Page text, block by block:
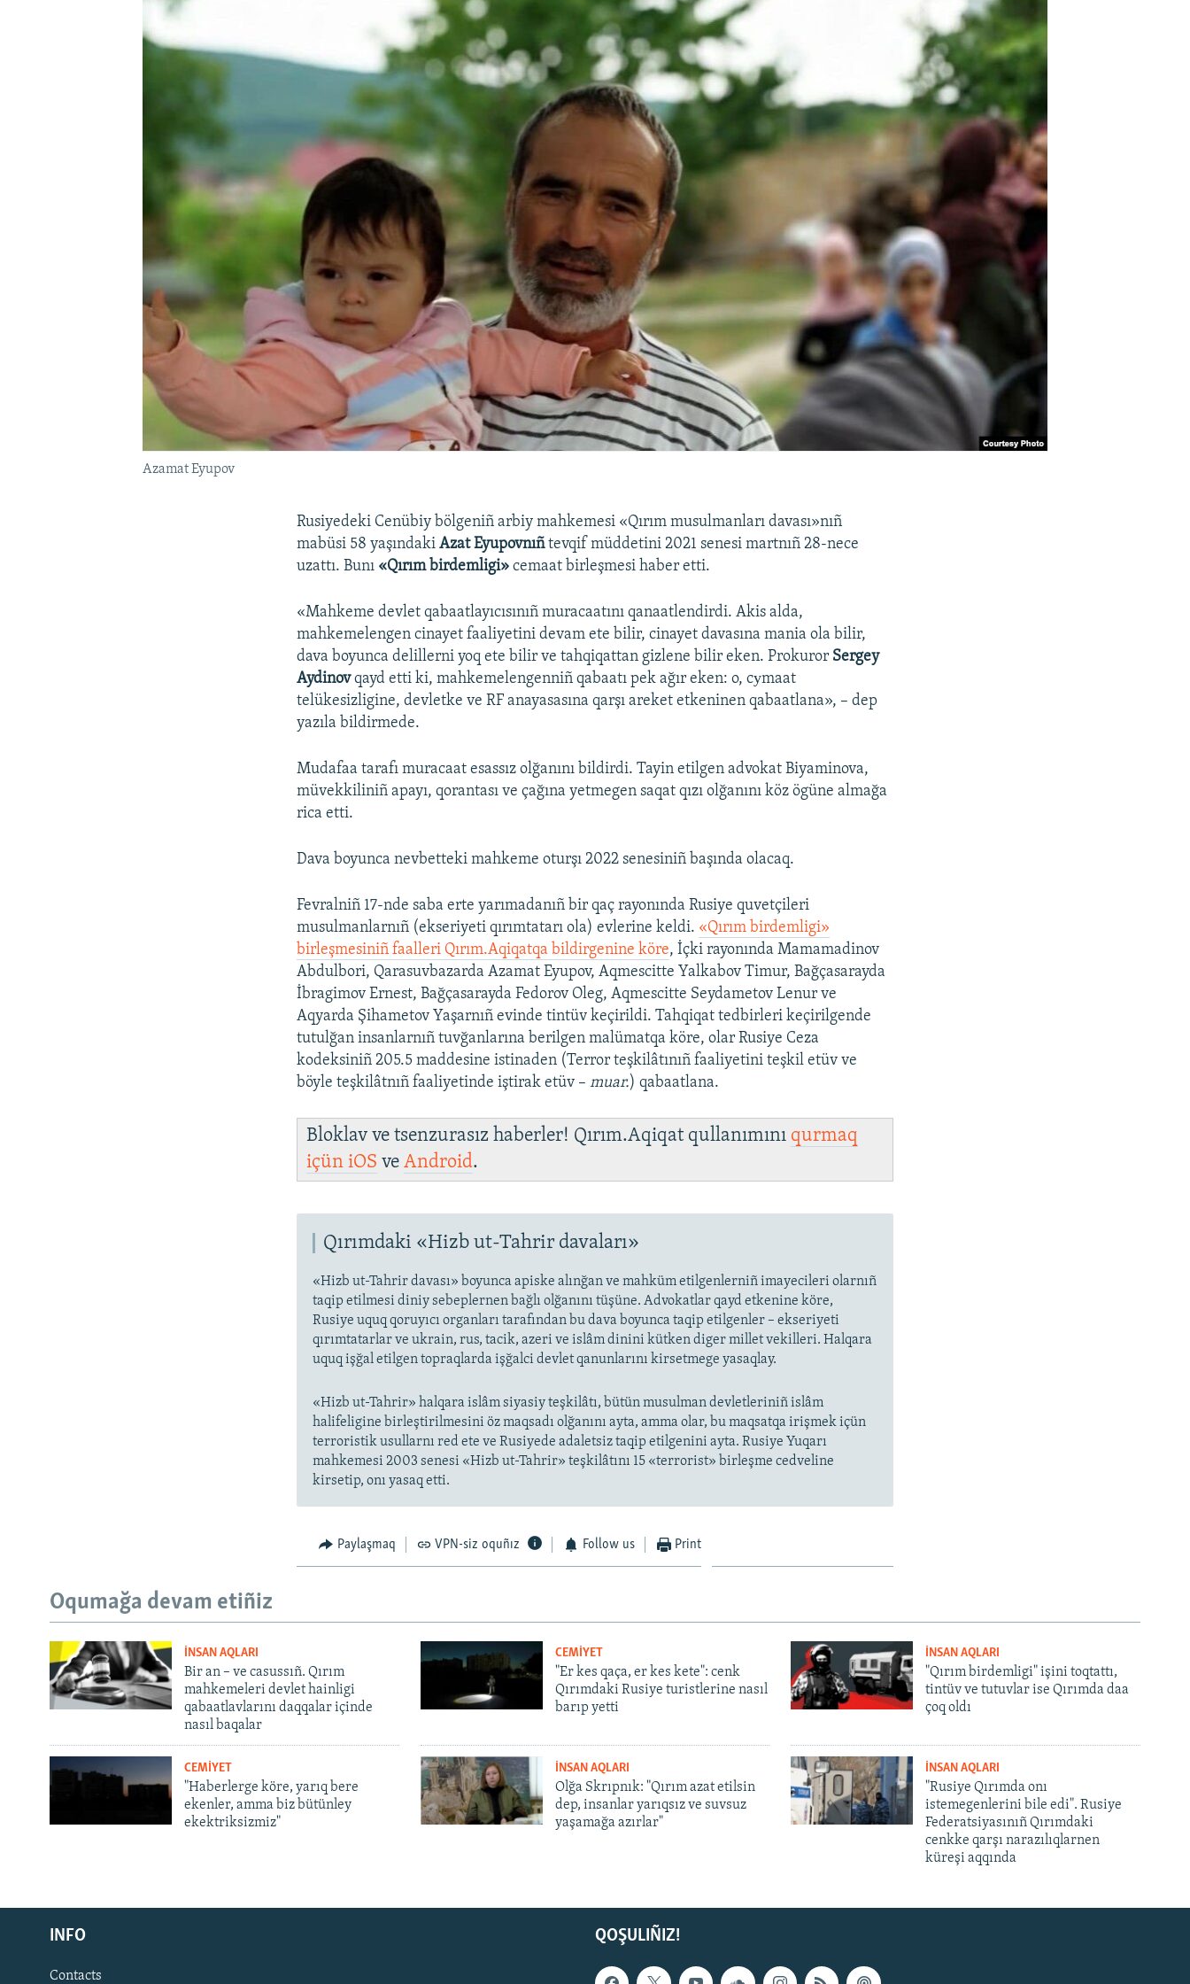
Русский
Українською
Azamat Eyupov
Rusiyedeki Cenübiy bölgeniñ arbiy mahkemesi «Qırım musulmanları davası»nıñ
mabüsi 58 yaşındakiAzat Eyupovnıñtevqif müddetini 2021 senesi martnıñ 28-nece
uzattı. Bunı «Qırım birdemligi» cemaat birleşmesi haber etti.
«Mahkeme devlet qabaatlayıcısınıñ muracaatını qanaatlendirdi. Akis alda,
mahkemelengen cinayet faaliyetini devam ete bilir, cinayet davasına mania ola bilir,
dava boyunca delillerni yoq ete bilir ve tahqiqattan gizlene bilir eken. Prokuror Sergey
Aydinovqayd etti ki, mahkemelengenniñ qabaatı pek ağır eken: o, cуmaat
telükesizligine, devletke ve RF anayasasına qarşı areket etkeninen qabaatlana», – dep
yazıla bildirmede.
Mudafaa tarafı muracaat esassız olğanını bildirdi. Tayin etilgen advokat Biyaminova,
müvekkiliniñ apayı, qorantası ve çağına yetmegen saqat qızı olğanını köz ögüne almağa
rica etti.
Dava boyunca nevbetteki mahkeme oturşı 2022 senesiniñ başında olacaq.
Fevralniñ 17-nde saba erte yarımadanıñ bir qaç rayonında Rusiye quvetçileri
musulmanlarnıñ (ekseriyeti qırımtatarı ola) evlerine keldi. «Qırım birdemligi»
birleşmesiniñ faalleri Qırım.Aqiqatqa bildirgenine köre, İçki rayonında Mamamadinov
Abdulbori, Qarasuvbazarda Azamat Eyupov, Aqmescitte Yalkabov Timur, Bağçasarayda
İbragimov Ernest, Bağçasarayda Fedorov Oleg, Aqmescitte Seydametov Lenur ve
Aqyarda Şihametov Yaşarnıñ evinde tintüv keçirildi. Tahqiqat tedbirleri keçirilgende
tutulğan insanlarnıñ tuvğanlarına berilgen malümatqa köre, olar Rusiye Ceza
kodeksiniñ 205.5 maddesine istinaden (Terror teşkilâtınıñ faaliyetini teşkil etüv ve
böyle teşkilâtnıñ faaliyetinde iştirak etüv –muar.) qabaatlana.
Bloklav ve tsenzurasız haberler! Qırım.Aqiqat qullanımını qurmaq
içüniOS veAndroid.
Qırımdaki «Hizb ut-Tahrir davaları»
«Hizb ut-Tahrir davası» boyunca apiske alınğan ve mahküm etilgenlerniñ imayecileri olarnıñ
taqip etilmesi diniy sebeplernen bağlı olğanını tüşüne. Advokatlar qayd etkenine köre,
Rusiye uquq qoruyıcı organları tarafından bu dava boyunca taqip etilgenler – ekseriyeti
qırımtatarlar ve ukrain, rus, tacik, azeri ve islâm dinini kütken diger millet vekilleri. Halqara
uquq işğal etilgen topraqlarda işğalci devlet qanunlarını kirsetmege yasaqlay.
«Hizb ut-Tahrir» halqara islâm siyasiy teşkilâtı, bütün musulman devletleriniñ islâm
halifeligine birleştirilmesini öz maqsadı olğanını ayta, amma olar, bu maqsatqa irişmek içün
terroristik usullarnı red ete ve Rusiyede adaletsiz taqip etilgenini ayta. Rusiye Yuqarı
mahkemesi 2003 senesi «Hizb ut-Tahrir» teşkilâtını 15 «terrorist» birleşme cedveline
kirsetip, onı yasaq etti.
Paylaşmaq VPN-siz oquñız Follow us Print
Oqumağa devam etiñiz
İNSAN AQLARI
Bir an – ve casussıñ. Qırım
mahkemeleri devlet hainligi
qabaatlavlarını daqqalar içinde
nasıl baqalar
CEMİYET
"Er kes qaça, er kes kete": cenk
Qırımdaki Rusiye turistlerine nasıl
barıp yetti
İNSAN AQLARI
"Qırım birdemligi" işini toqtattı,
tintüv ve tutuvlar ise Qırımda daa
çoq oldı
CEMİYET
"Haberlerge köre, yarıq bere
ekenler, amma biz bütünley
ekektriksizmiz"
İNSAN AQLARI
Olğa Skrıpnık: "Qırım azat etilsin
dep, insanlar yarıqsız ve suvsuz
yaşamağa azırlar"
İNSAN AQLARI
"Rusiye Qırımda onı
istemegenlerini bile edi". Rusiye
Federatsiyasınıñ Qırımdaki
cenkke qarşı narazılıqlarnen
küreşi aqqında
QOŞULIÑIZ!
INFO
Contacts